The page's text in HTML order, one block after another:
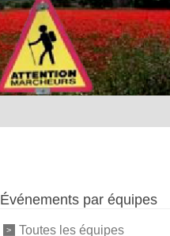
Événements par équipes
Toutes les équipes